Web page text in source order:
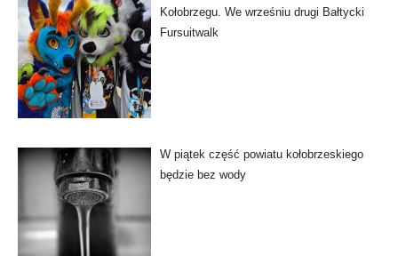
Kołobrzegu. We wrześniu drugi Bałtycki
Fursuitwalk
W piątek część powiatu kołobrzeskiego
będzie bez wody